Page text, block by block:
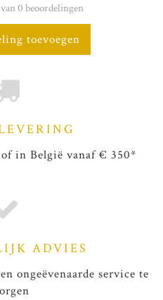
0 beoordelingen
toevoegen
in België vanaf € 350*
ADVIES
ongeëvenaarde service te